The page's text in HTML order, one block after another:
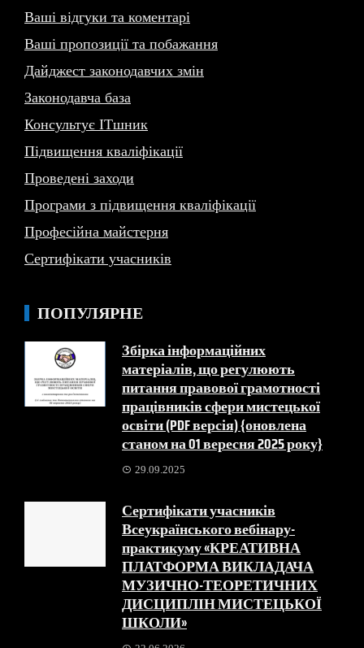
Ваші відгуки та коментарі
Ваші пропозиції та побажання
Дайджест законодавчих змін
Законодавча база
Консультує ITшник
Підвищення кваліфікації
Проведені заходи
Програми з підвищення кваліфікації
Професійна майстерня
Сертифікати учасників
ПОПУЛЯРНЕ
Збірка інформаційних
матеріалів, що регулюють
питання правової грамотності
працівників сфери мистецької
освіти (PDF версія) {оновлена
станом на 01 вересня 2025 року}
29.09.2025
Сертифікати учасників
Всеукраїнського вебінару-
практикуму «КРЕАТИВНА
ПЛАТФОРМА ВИКЛАДАЧА
МУЗИЧНО-ТЕОРЕТИЧНИХ
ДИСЦИПЛІН МИСТЕЦЬКОЇ
ШКОЛИ»